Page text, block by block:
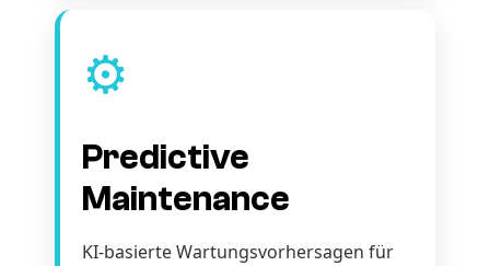
⚙️
Predictive
Maintenance
KI-basierte Wartungsvorhersagen für